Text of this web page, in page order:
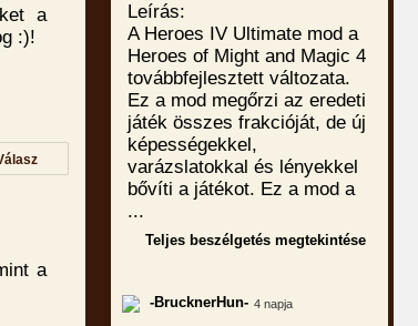
a
:)!
a
Leírás:
A Heroes IV Ultimate mod a
Heroes of Might and Magic 4
továbbfejlesztett változata.
Ez a mod megőrzi az eredeti
játék összes frakcióját, de új
képességekkel,
varázslatokkal és lényekkel
bővíti a játékot. Ez a mod a
...
Teljes beszélgetés megtekintése
-BrucknerHun- 4 napja